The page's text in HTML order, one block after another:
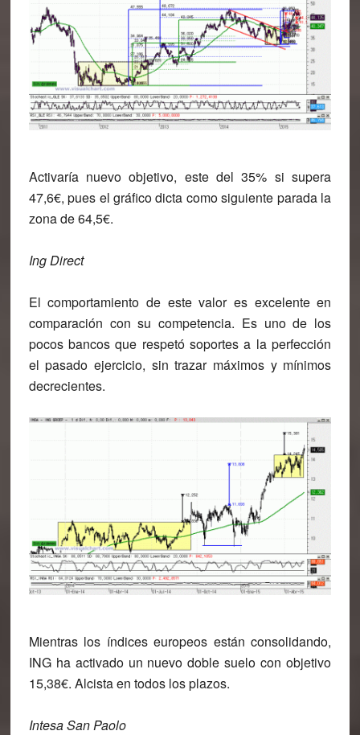
Activaría nuevo objetivo, este del 35% si supera
47,6€, pues el gráfico dicta como siguiente parada la
zona de 64,5€.
Ing Direct
El comportamiento de este valor es excelente en
comparación con su competencia. Es uno de los
pocos bancos que respetó soportes a la perfección
el pasado ejercicio, sin trazar máximos y mínimos
decrecientes.
Mientras los índices europeos están consolidando,
ING ha activado un nuevo doble suelo con objetivo
15,38€. Alcista en todos los plazos.
Intesa San Paolo